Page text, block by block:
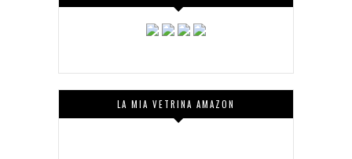
LA MIA VETRINA AMAZON